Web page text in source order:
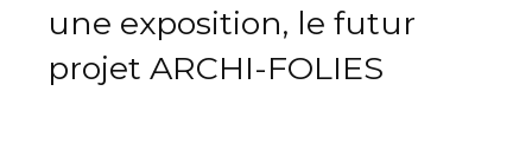
une exposition, le futur
projet ARCHI-FOLIES